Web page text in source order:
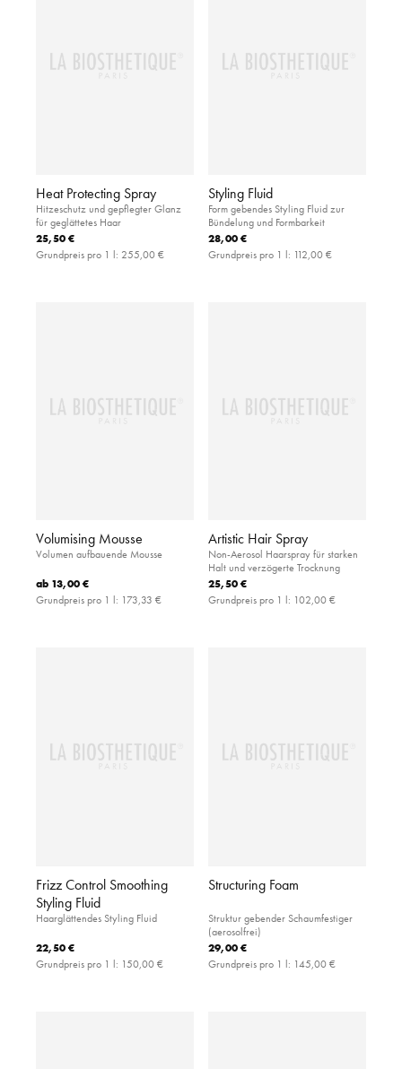
Heat Protecting Spray
Hitzeschutz und gepflegter Glanz
für geglättetes Haar
25,50 €
Grundpreis pro 1 l: 255,00 €
Styling Fluid
Form gebendes Styling Fluid zur
Bündelung und Formbarkeit
28,00 €
Grundpreis pro 1 l: 112,00 €
Volumising Mousse
Volumen aufbauende Mousse
ab 13,00 €
Grundpreis pro 1 l: 173,33 €
Artistic Hair Spray
Non-Aerosol Haarspray für starken
Halt und verzögerte Trocknung
25,50 €
Grundpreis pro 1 l: 102,00 €
Frizz Control Smoothing
Styling Fluid
Haarglättendes Styling Fluid
22,50 €
Grundpreis pro 1 l: 150,00 €
Structuring Foam
Struktur gebender Schaumfestiger
(aerosolfrei)
29,00 €
Grundpreis pro 1 l: 145,00 €